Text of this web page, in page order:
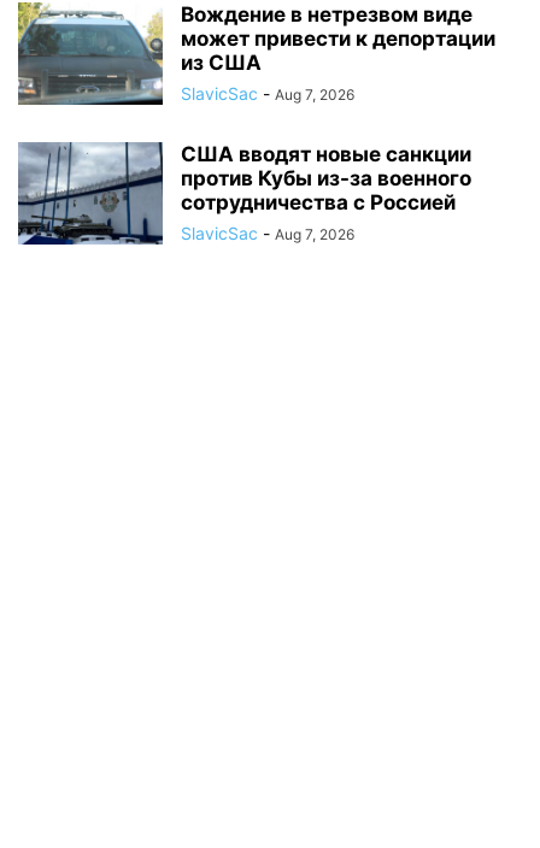
Вождение в нетрезвом виде
может привести к депортации
из США
SlavicSac - Aug 7, 2026
США вводят новые санкции
против Кубы из-за военного
сотрудничества с Россией
SlavicSac - Aug 7, 2026